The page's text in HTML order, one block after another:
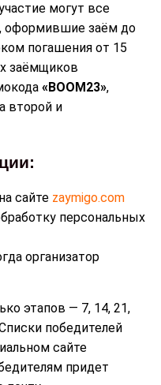
могут все
оформившие заём до
погашения от 15
заёмщиков
«BOOM23»,
второй и
сайте zaymigo.com
персональных
организатор
этапов — 7, 14, 21,
победителей
сайте
придет